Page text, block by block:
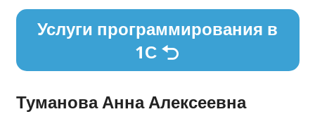
Услуги программирования в
1С
Туманова Анна Алексеевна